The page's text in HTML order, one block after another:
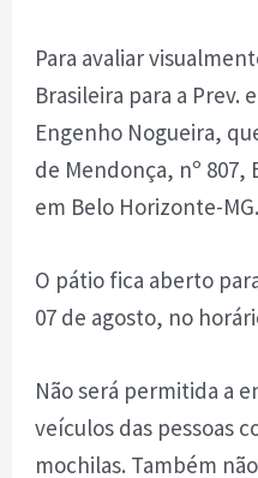
Para avaliar
Brasileira para a Prev.
Engenho Nogueira,
de Mendonça, nº 807,
em Belo Horizonte-MG.
O pátio fica aberto
07 de agosto, no
Não será permitida a
veículos das pessoas
mochilas. Também